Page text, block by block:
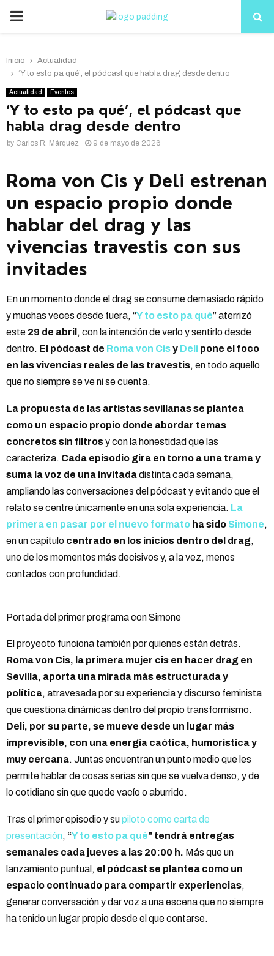
PRIMARY
Inicio
Actualidad
‘Y to esto pa qué’, el pódcast que habla drag desde dentro
Actualidad Eventos
‘Y to esto pa qué’, el pódcast que
habla drag desde dentro
by Carlos R. Márquez 9 de mayo de 2026
Roma von Cis y Deli estrenan
un espacio propio donde
hablar del drag y las
vivencias travestis con sus
invitades
En un momento donde el drag se consume demasiado rápido
y muchas veces desde fuera, “Y to esto pa qué” aterrizó
este 29 de abril , con la intención de verlo y sentirlo desde
dentro. El pódcast de Roma von Cisy Deli pone el foco
en las vivencias reales de las travestis, en todo aquello
que no siempre se ve ni se cuenta.
La propuesta de las artistas sevillanas se plantea
como un espacio propio donde abordar temas
concretos sin filtrosy con la honestidad que las
caracteriza. Cada episodio gira en torno a una trama y
suma la voz de una invitadadistinta cada semana,
ampliando las conversaciones del pódcast y evitando que el
relato se centre únicamente en una sola experiencia. La
primera en pasar por el nuevo formato ha sido Simone,
en un capítulo centrado en los inicios dentro del drag,
uno de los momentos más decisivos y, a la vez, menos
contados con profundidad.
Portada del primer programa con Simone
El proyecto funciona también por quienes están detrás.
Roma von Cis, la primera mujer cis en hacer drag en
Sevilla, aporta una mirada más estructurada y
política, atravesada por su experiencia y discurso feminista
que cuestiona dinámicas dentro del propio transformismo.
Deli, por su parte, se mueve desde un lugar más
imprevisible, con una energía caótica, humorística y
muy cercana. Juntas encuentran un punto medio que les
permite hablar de cosas serias sin que se vuelva denso, y de
lo cotidiano sin que quede vacío o aburrido.
Tras el primer episodio y supiloto como carta de
presentación, “Y to esto pa qué” tendrá entregas
semanales cada jueves a las 20:00 h. Más que un
lanzamiento puntual, el pódcast se plantea como un
espacio continuado para compartir experiencias,
generar conversación y dar voz a una escena que no siempre
ha tenido un lugar propio desde el que contarse.